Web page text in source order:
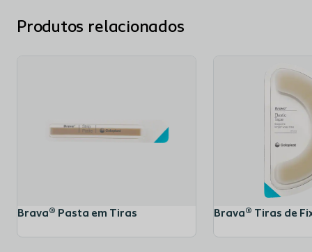
Produtos relacionados
Brava® Pasta em Tiras Brava® Tiras de